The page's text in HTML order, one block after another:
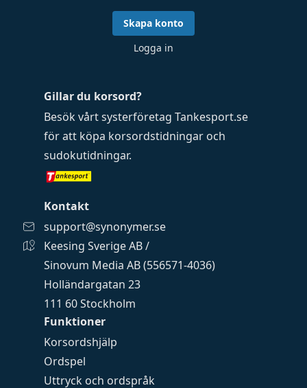
Funktioner
Korsordshjälp
Ordspel
Uttryck och ordspråk
Gillar du korsord?
Besök vårt systerföretag Tankesport.se
för att köpa korsordstidningar och
sudokutidningar.
Kontakt
support@synonymer.se
Keesing Sverige AB /
Sinovum Media AB (556571-4036)
Holländargatan 23
111 60 Stockholm
Skapa konto
Logga in